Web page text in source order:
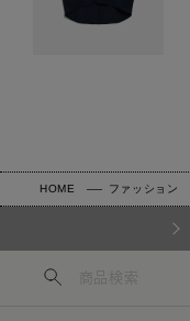
HOME ファッション